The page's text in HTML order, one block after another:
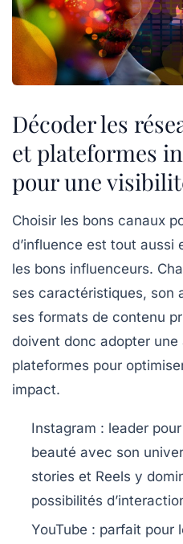
Décoder les
et plateformes
pour une
Choisir les bons canaux
d’influence est tout aussi
les bons influenceurs.
ses caractéristiques, son
ses formats de contenu
doivent donc adopter
plateformes pour
impact.
Instagram : leader
beauté avec son
stories et Reels y
possibilités
YouTube : parfait pour